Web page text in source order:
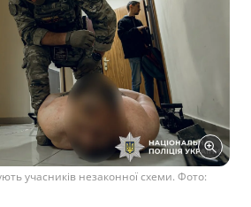
учасників незаконної схеми. Фото: